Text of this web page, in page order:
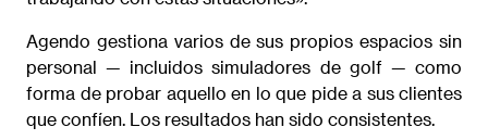
Agendo gestiona varios de sus propios espacios sin
personal — incluidos simuladores de golf — como
forma de probar aquello en lo que pide a sus clientes
que confíen. Los resultados han sido consistentes.